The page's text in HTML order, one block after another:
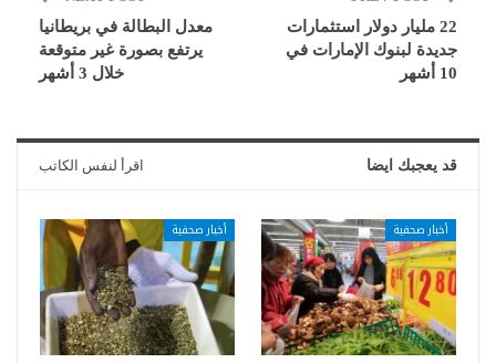
22 مليار دولار استثمارات
جديدة لبنوك الإمارات في
10 أشهر
معدل البطالة في بريطانيا
يرتفع بصورة غير متوقعة
خلال 3 أشهر
قد يعجبك ايضا اقرأ لنفس الكاتب
أخبار صحفية أخبار صحفية